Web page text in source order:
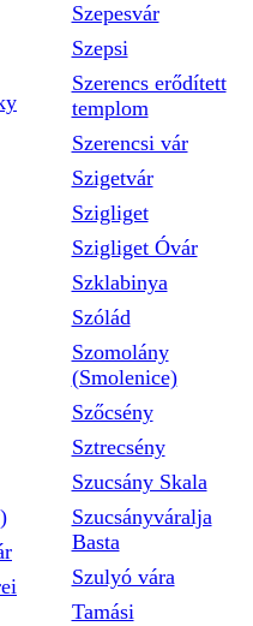
Szepesvár
Szepsi
Szerencs erődített
templom
Szerencsi vár
Szigetvár
Szigliget
Szigliget Óvár
Szklabinya
Szólád
Szomolány
(Smolenice)
Szőcsény
Sztrecsény
Szucsány Skala
Szucsányváralja
Basta
Szulyó vára
Tamási